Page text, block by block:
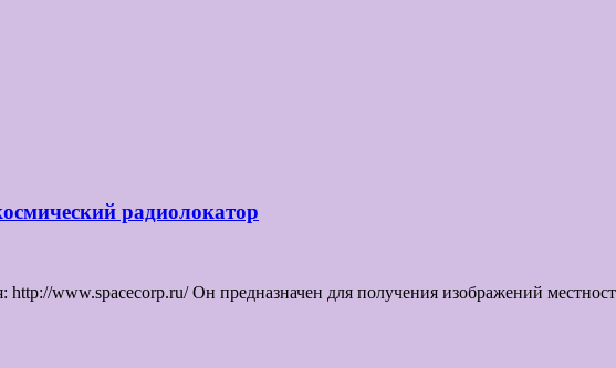
радиолокатор
www.spacecorp.ru/ Он предназначен для получения изображений